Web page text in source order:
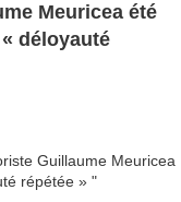
Meuricea été
déloyauté